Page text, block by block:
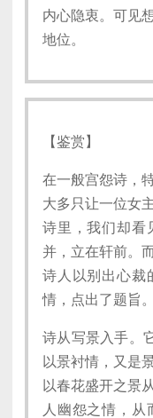
内心隐衷。可见
地位。
【鉴赏】
在一般宫怨诗，
大多只让一位女
诗里，我们却看
并，立在轩前。
诗人以别出心裁
情，点出了题旨。
诗从写景入手。
以景衬情，又是
以春花盛开之景
人幽怨之情，